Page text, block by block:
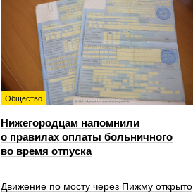
Общество
Нижегородцам напомнили
о правилах оплаты больничного
во время отпуска
Движение по мосту через Пижму открыто